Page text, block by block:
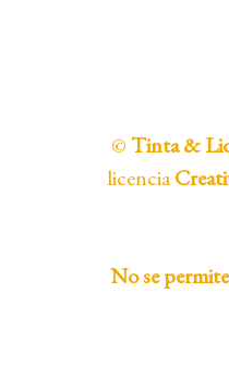
©Tinta &
licencia
No se